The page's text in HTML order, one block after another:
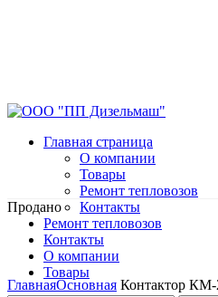
Главная страница
О компании
Товары
Ремонт тепловозов
Контакты
Ремонт тепловозов
Контакты
О компании
Товары
Продано
Нажмите, чтобы увеличить
ГлавнаяОсновная Контактор КМ-